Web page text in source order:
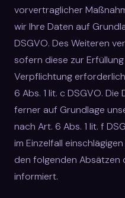
vorvertraglicher
wir Ihre Daten auf
DSGVO. Des Weiteren
sofern diese zur
Verpflichtung
6 Abs. 1 lit. c DSGVO.
ferner auf Grundlage
nach Art. 6 Abs. 1 lit. f
im Einzelfall
den folgenden Absätzen
informiert.